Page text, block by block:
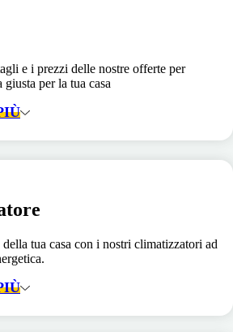
e i prezzi delle nostre offerte per
per la tua casa
tua casa con i nostri climatizzatori ad